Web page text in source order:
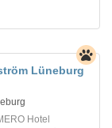
Lüneburg
Hotel